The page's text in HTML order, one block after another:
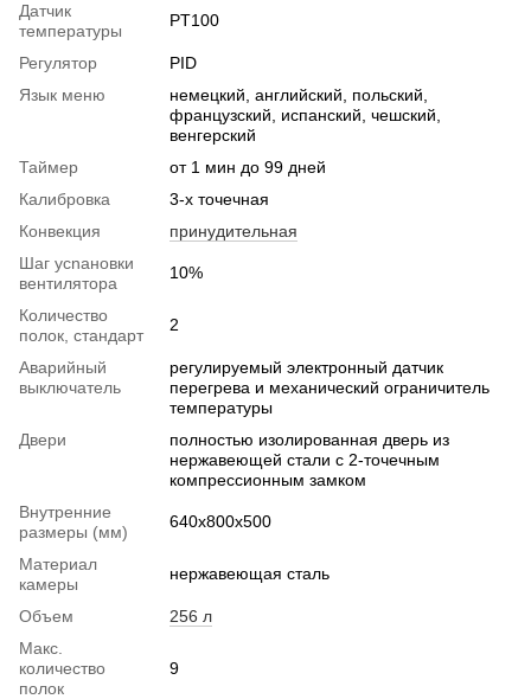
Датчик
температуры
PT100
Регулятор
PID
Язык меню
немецкий, английский, польский,
французский, испанский, чешский,
венгерский
Таймер
от 1 мин до 99 дней
Калибровка
3-х точечная
Конвекция
принудительная
Шаг уcnановки
вентилятора
10%
Количество
полок, стандарт
2
Аварийный
выключатель
регулируемый электронный датчик
перегрева и механический ограничитель
температуры
Двери
полностью изолированная дверь из
нержавеющей стали с 2-точечным
компрессионным замком
Внутренние
размеры (мм)
640х800х500
Материал
камеры
нержавеющая сталь
Объем
256 л
Макс.
количество
полок
9